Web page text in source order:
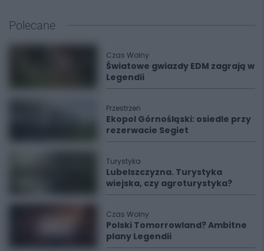
Polecane
Czas Wolny
Światowe gwiazdy EDM zagrają w
Legendii
Przestrzeń
Ekopol Górnośląski: osiedle przy
rezerwacie Segiet
Turystyka
Lubelszczyzna. Turystyka
wiejska, czy agroturystyka?
Czas Wolny
Polski Tomorrowland? Ambitne
plany Legendii